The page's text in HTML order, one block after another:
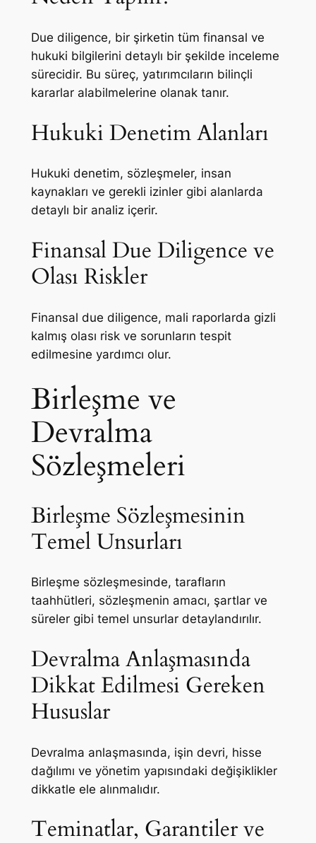
Due diligence, bir şirketin tüm finansal ve
hukuki bilgilerini detaylı bir şekilde inceleme
sürecidir. Bu süreç, yatırımcıların bilinçli
kararlar alabilmelerine olanak tanır.
Hukuki Denetim Alanları
Hukuki denetim, sözleşmeler, insan
kaynakları ve gerekli izinler gibi alanlarda
detaylı bir analiz içerir.
Finansal Due Diligence ve
Olası Riskler
Finansal due diligence, mali raporlarda gizli
kalmış olası risk ve sorunların tespit
edilmesine yardımcı olur.
Birleşme ve
Devralma
Sözleşmeleri
Birleşme Sözleşmesinin
Temel Unsurları
Birleşme sözleşmesinde, tarafların
taahhütleri, sözleşmenin amacı, şartlar ve
süreler gibi temel unsurlar detaylandırılır.
Devralma Anlaşmasında
Dikkat Edilmesi Gereken
Hususlar
Devralma anlaşmasında, işin devri, hisse
dağılımı ve yönetim yapısındaki değişiklikler
dikkatle ele alınmalıdır.
Teminatlar, Garantiler ve